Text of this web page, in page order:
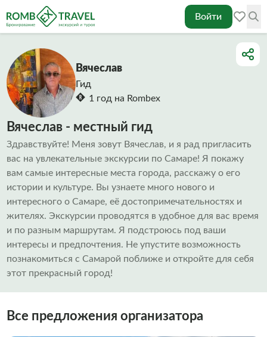
Войти
Вячеслав
Гид
1 год на Rombex
Вячеслав - местный гид
Здравствуйте! Меня зовут Вячеслав, и я рад пригласить
вас на увлекательные экскурсии по Самаре! Я покажу
вам самые интересные места города, расскажу о его
истории и культуре. Вы узнаете много нового и
интересного о Самаре, её достопримечательностях и
жителях. Экскурсии проводятся в удобное для вас время
и по разным маршрутам. Я подстроюсь под ваши
интересы и предпочтения. Не упустите возможность
познакомиться с Самарой поближе и откройте для себя
этот прекрасный город!
Все предложения организатора